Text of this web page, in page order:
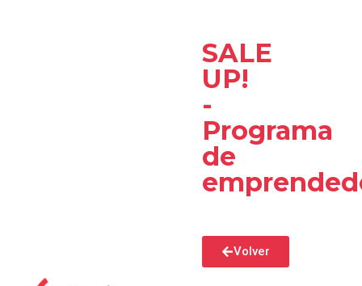
SALE
UP!
-
Programa
de
Volver